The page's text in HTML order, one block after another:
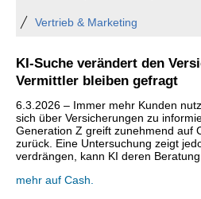
Vertrieb & Marketing
KI-Suche verändert den
Vermittler bleiben gefragt
6.3.2026 – Immer mehr Kunden
sich über Versicherungen zu
Generation Z greift zunehmend auf
zurück. Eine Untersuchung zeigt
verdrängen, kann KI deren
mehr auf Cash.